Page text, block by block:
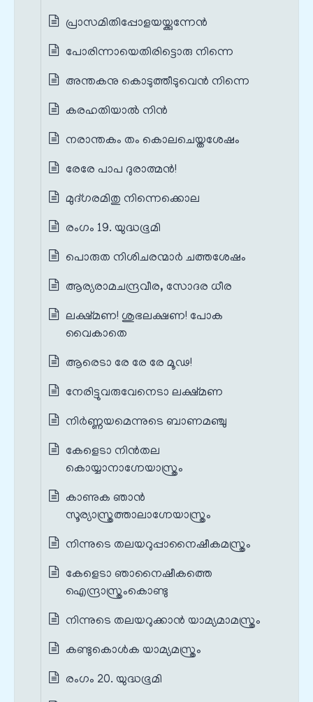
പ്രാസമിതിപ്പോളയയ്ക്കുന്നേൻ
പോരിന്നായെതിരിട്ടൊരു നിന്നെ
അന്തകനു കൊടുത്തീടുവെൻ നിന്നെ
കരഹതിയാൽ നിൻ
നരാന്തകം തം കൊലചെയ്തശേഷം
രേരേ പാപ ദുരാത്മൻ!
മുദ്ഗരമിതു നിന്നെക്കൊല
രംഗം 19. യുദ്ധഭൂമി
പൊരുത നിശിചരന്മാർ ചത്തശേഷം
ആര്യരാമചന്ദ്രവീര, സോദര ധീര
ലക്ഷ്മണ! ശുഭലക്ഷണ! പോക
വൈകാതെ
ആരെടാ രേ രേ രേ മൂഢ!
നേരിട്ടുവരുവേനെടാ ലക്ഷ്മണ
നിർണ്ണയമെന്നുടെ ബാണമഞ്ചു
കേളെടാ നിൻതല
കൊയ്യാനാഗ്നേയാസ്ത്രം
കാണുക ഞാൻ
സൂര്യാസ്ത്രത്താലാഗ്നേയാസ്ത്രം
നിന്നുടെ തലയറുപ്പാനൈഷീകമസ്ത്രം
കേളെടാ ഞാനൈഷീകത്തെ
ഐന്ദ്രാസ്ത്രംകൊണ്ടു
നിന്നുടെ തലയറുക്കാൻ യാമ്യമാമസ്ത്രം
കണ്ടുകൊൾക യാമ്യമസ്ത്രം
രംഗം 20. യുദ്ധഭൂമി